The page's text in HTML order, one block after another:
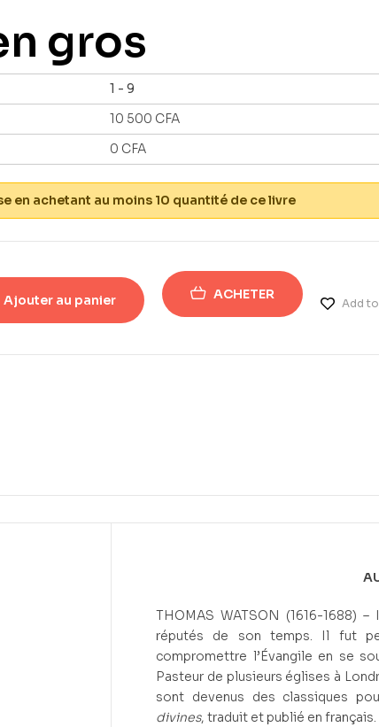
gros
1 - 9
10 500 CFA
0 CFA
en achetant au moins 10 quantité de ce livre
Ajouter au panier ACHETER
Add
THOMAS WATSON (1616-1688)
réputés de son temps. Il fut
compromettre l’Évangile en se
Pasteur de plusieurs églises à
sont devenus des classiques
divines, traduit et publié en français.